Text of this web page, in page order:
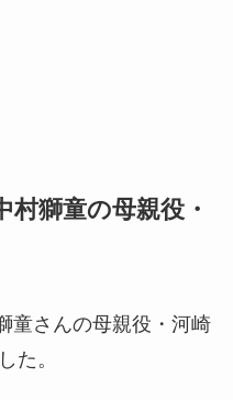
獅童の母親役・
童さんの母親役・河崎
た。